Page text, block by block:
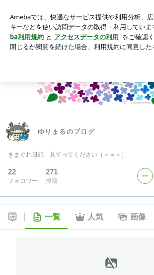
アプリをダウンロードして ブログの更新通知
を
ょう。
ゆりまるのブログ
きまぐれ日記 見てってください（＞＝＜）
22
フォロワー
271
投稿
一覧 人気 画像